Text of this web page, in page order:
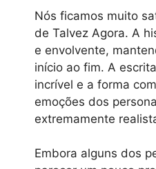
Nós ficamos muito
de Talvez Agora. A
e envolvente,
início ao fim. A
incrível e a forma
emoções dos
extremamente
Embora alguns dos